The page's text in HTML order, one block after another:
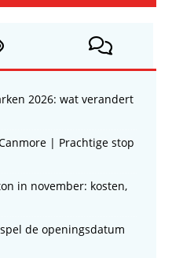
2026: wat verandert
| Prachtige stop
in november: kosten,
de openingsdatum